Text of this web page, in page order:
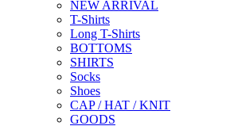
NEW ARRIVAL
T-Shirts
Long T-Shirts
BOTTOMS
SHIRTS
Socks
Shoes
CAP / HAT / KNIT
GOODS